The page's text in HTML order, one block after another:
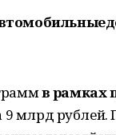
в рамках
млрд рублей.